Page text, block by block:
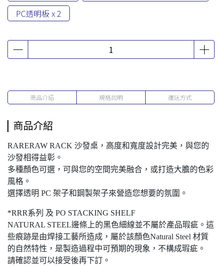
PC透明板 x 2
商品介紹 規格說明 運送方式
商品介紹
RARERAW RACK 沙發桌，高度和寬度設計完美，與您的
沙發相得益彰。
多種顏色可選，可與您的空間完美融合，或打造大膽的色彩
風格。
選擇透明 PC 架子和鋼製架子來營造您想要的氛圍。
*RRR系列 及 PO STACKING SHELF
NATURAL STEEL邊條上的黑色細線並不屬於產品瑕疵。這
些痕跡是由焊接工藝所造成，屬於該顏色Natural Steel 材質
的自然特性，是製造過程中可預期的現象，不構成瑕疵。
請確認並可以接受後再下訂。